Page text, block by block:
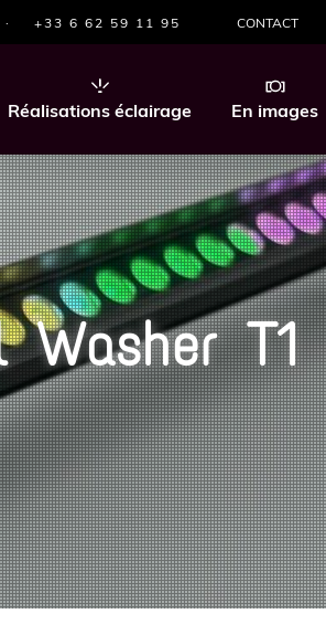
· +33 6 62 59 11 95 CONTACT
Réalisations éclairage En images
T1